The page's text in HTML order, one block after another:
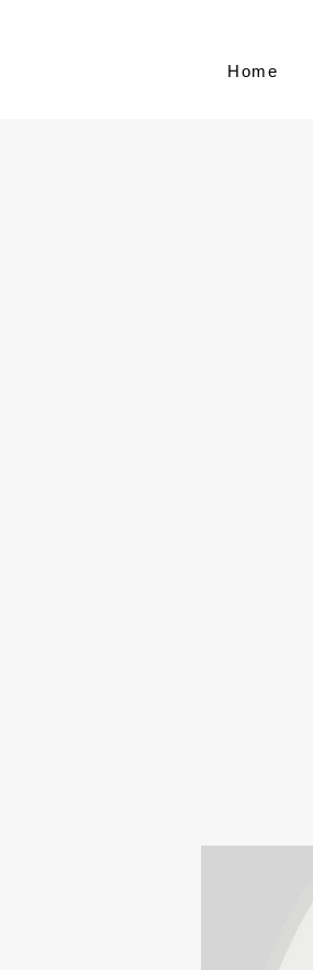
Home